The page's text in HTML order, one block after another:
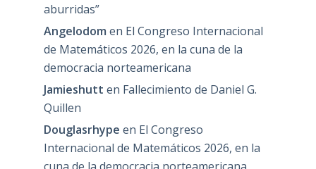
aburridas”
Angelodom en El Congreso Internacional
de Matemáticos 2026, en la cuna de la
democracia norteamericana
Jamieshutt en Fallecimiento de Daniel G.
Quillen
Douglasrhype en El Congreso
Internacional de Matemáticos 2026, en la